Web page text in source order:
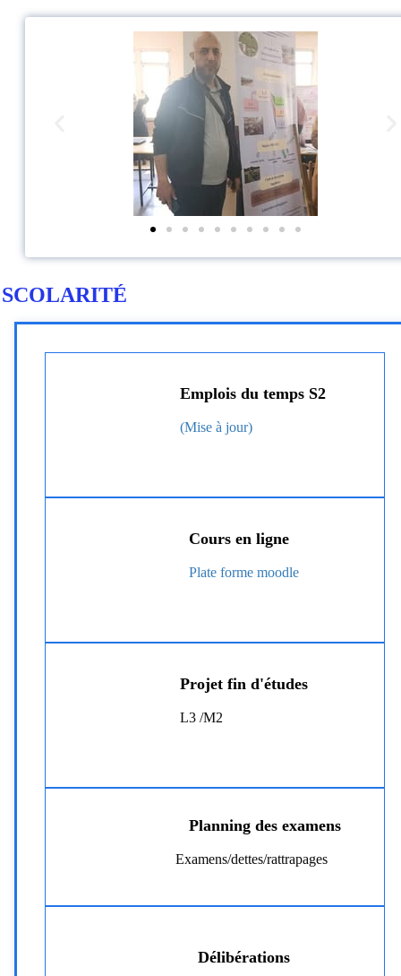
SCOLARITÉ
Emplois du temps S2
(Mise à jour)
Cours en ligne
Plate forme moodle
Projet fin d'études
L3 /M2
Planning des examens
Examens/dettes/rattrapages
Délibérations